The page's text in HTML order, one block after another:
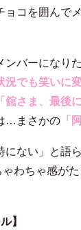
ョコを囲んで
ンバーになり
況でも笑いに
「舘さま、最後
…まさかの 「
にない」と語
わちゃ感が
】